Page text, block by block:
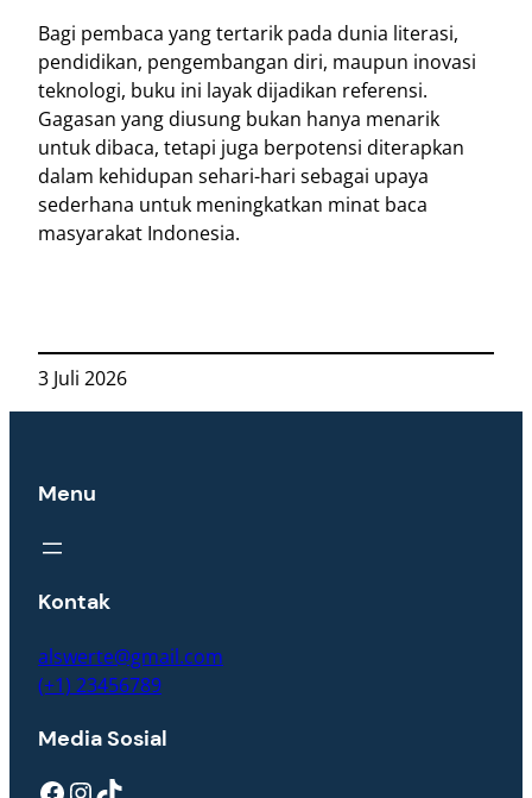
Bagi pembaca yang tertarik pada dunia literasi,
pendidikan, pengembangan diri, maupun inovasi
teknologi, buku ini layak dijadikan referensi.
Gagasan yang diusung bukan hanya menarik
untuk dibaca, tetapi juga berpotensi diterapkan
dalam kehidupan sehari-hari sebagai upaya
sederhana untuk meningkatkan minat baca
masyarakat Indonesia.
3 Juli 2026
Menu
Kontak
alswerte@gmail.com
(+1) 23456789
Media Sosial